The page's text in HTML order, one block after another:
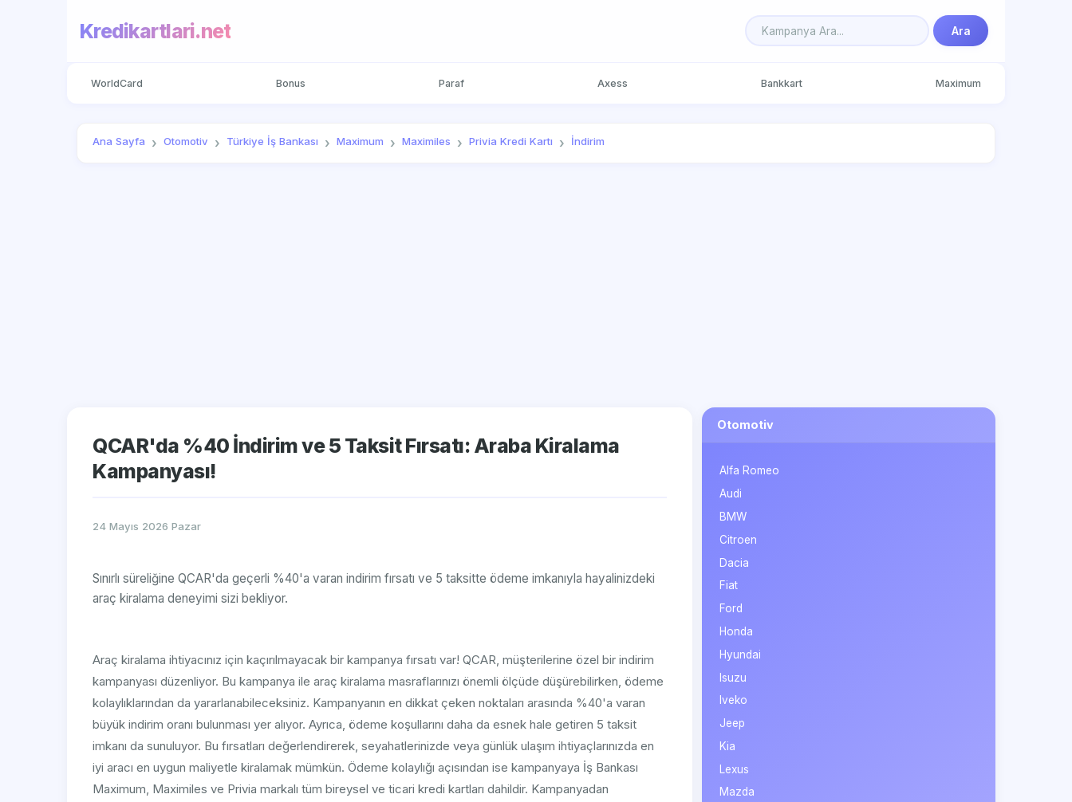
Kredikartlari.net Ara
WorldCard Bonus Paraf Axess Bankkart Maximum
Ana Sayfa Otomotiv Türkiye İş Bankası Maximum Maximiles Privia Kredi Kartı İndirim
QCAR'da %40 İndirim ve 5 Taksit Fırsatı: Araba Kiralama
Kampanyası!
24 Mayıs 2026 Pazar
Sınırlı süreliğine QCAR'da geçerli %40'a varan indirim fırsatı ve 5 taksitte ödeme imkanıyla hayalinizdeki
araç kiralama deneyimi sizi bekliyor.
Araç kiralama ihtiyacınız için kaçırılmayacak bir kampanya fırsatı var! QCAR, müşterilerine özel bir indirim
kampanyası düzenliyor. Bu kampanya ile araç kiralama masraflarınızı önemli ölçüde düşürebilirken, ödeme
kolaylıklarından da yararlanabileceksiniz. Kampanyanın en dikkat çeken noktaları arasında %40'a varan
büyük indirim oranı bulunması yer alıyor. Ayrıca, ödeme koşullarını daha da esnek hale getiren 5 taksit
imkanı da sunuluyor. Bu fırsatları değerlendirerek, seyahatlerinizde veya günlük ulaşım ihtiyaçlarınızda en
iyi aracı en uygun maliyetle kiralamak mümkün. Ödeme kolaylığı açısından ise kampanyaya İş Bankası
Maximum, Maximiles ve Privia markalı tüm bireysel ve ticari kredi kartları dahildir. Kampanyadan
Otomotiv
Alfa Romeo
Audi
BMW
Citroen
Dacia
Fiat
Ford
Honda
Hyundai
Isuzu
Iveko
Jeep
Kia
Lexus
Mazda